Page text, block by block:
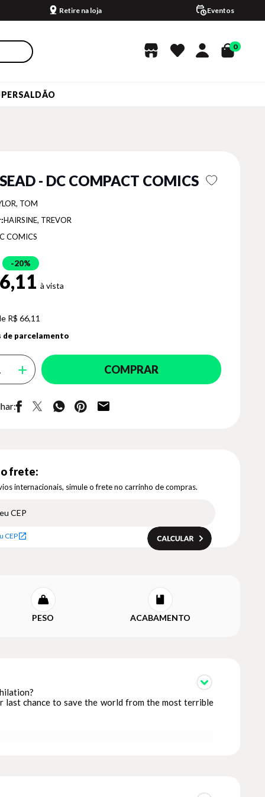
Retire na loja Eventos
0
- DC COMPACT COMICS
TOM
HAIRSINE, TREVOR
COMICS
20%
R$ 66,11
de parcelamento
COMPRAR
frete:
internacionais, simule o frete no carrinho de compras.
CEP
PESO ACABAMENTO
last chance to save the world from the most terrible